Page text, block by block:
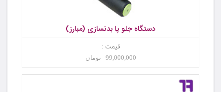
دستگاه جلو پا بدنسازی (مبارز)
قیمت :
99,000,000 تومان